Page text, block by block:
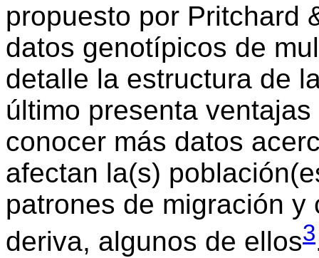
propuesto por Pritchard
datos genotípicos de
detalle la estructura de
último presenta
conocer más datos
afectan la(s)
patrones de migración
deriva, algunos de ellos3